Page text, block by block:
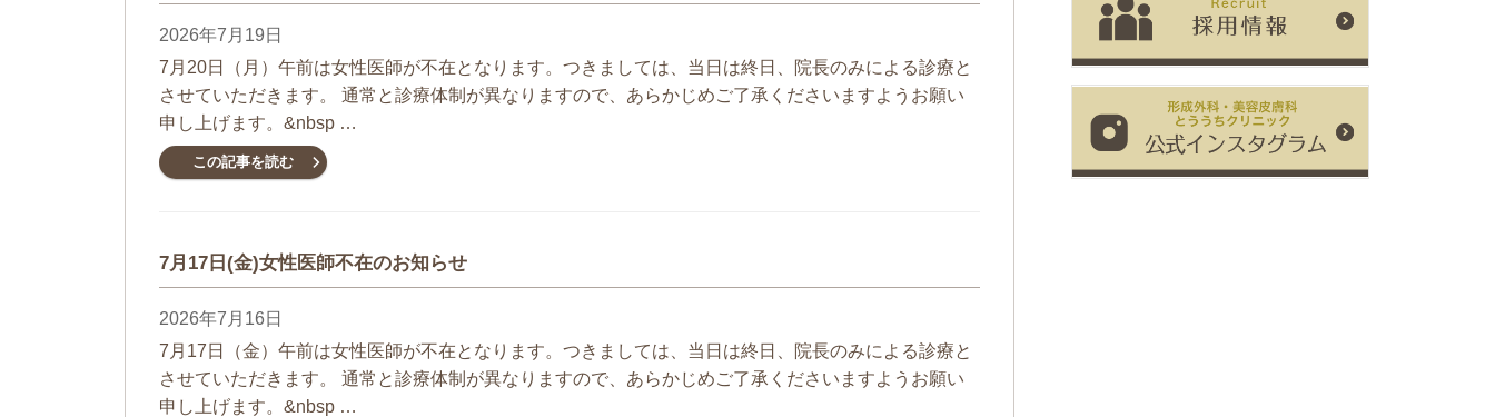
2026年7月19日
7月20日（月）午前は女性医師が不在となります。つきましては、当日は終日、院長のみによる診療と
させていただきます。 通常と診療体制が異なりますので、あらかじめご了承くださいますようお願い
申し上げます。&nbsp …
この記事を読む
7月17日(金)女性医師不在のお知らせ
2026年7月16日
7月17日（金）午前は女性医師が不在となります。つきましては、当日は終日、院長のみによる診療と
させていただきます。 通常と診療体制が異なりますので、あらかじめご了承くださいますようお願い
申し上げます。&nbsp …